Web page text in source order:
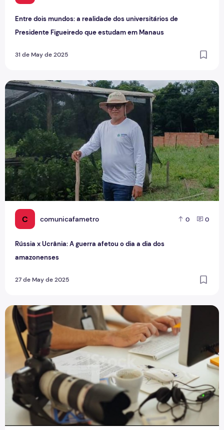
Entre dois mundos: a realidade dos universitários de
Presidente Figueiredo que estudam em Manaus
31 de May de 2025
C comunicafametro 0 0
Rússia x Ucrânia: A guerra afetou o dia a dia dos
amazonenses
27 de May de 2025
Rússia x Ucrânia: A guerra afetou o dia a dia dos
Narrativas que moldam consciências: o poder de quem